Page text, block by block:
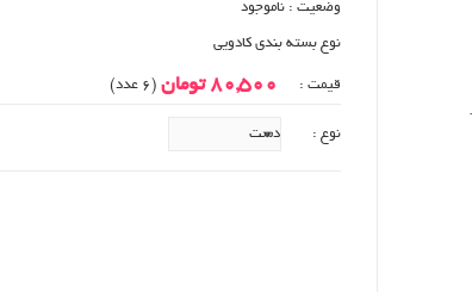
وضعیت : ناموجود
نوع بسته بندی کادویی
قیمت : 80,500 تومان (6 عدد)
نوع :